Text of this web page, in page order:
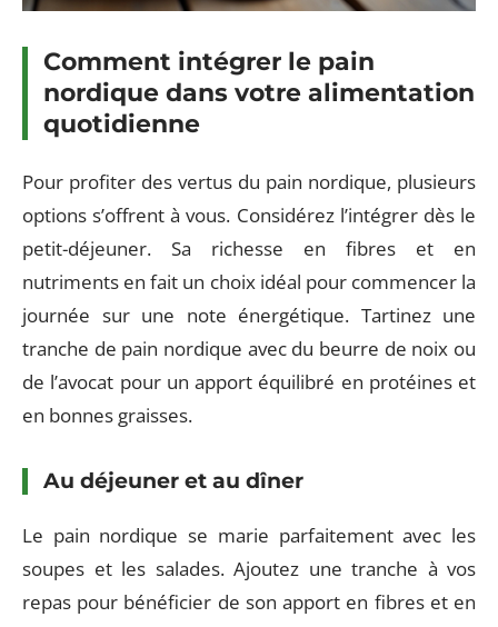
Comment intégrer le pain
nordique dans votre alimentation
quotidienne
Pour profiter des vertus du pain nordique, plusieurs
options s’offrent à vous. Considérez l’intégrer dès le
petit-déjeuner. Sa richesse en fibres et en
nutriments en fait un choix idéal pour commencer la
journée sur une note énergétique. Tartinez une
tranche de pain nordique avec du beurre de noix ou
de l’avocat pour un apport équilibré en protéines et
en bonnes graisses.
Au déjeuner et au dîner
Le pain nordique se marie parfaitement avec les
soupes et les salades. Ajoutez une tranche à vos
repas pour bénéficier de son apport en fibres et en